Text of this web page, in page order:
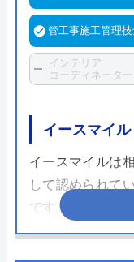
管工事施工管理
インテリア
コーディネーター
イースマイ
イースマイルは
して認められて
です。中央区で
のリフォームに